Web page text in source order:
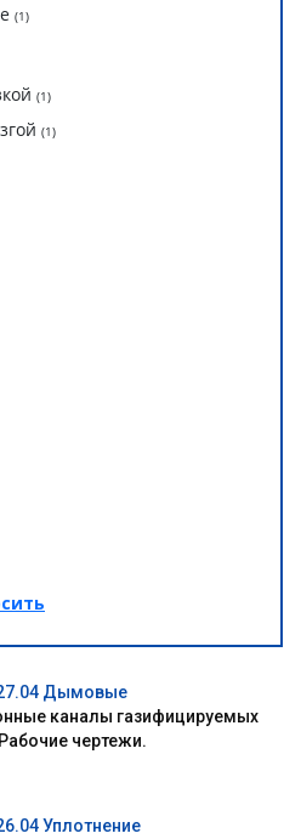
(1)
(1)
(1)
Дымовые
каналы газифицируемых
чертежи.
Уплотнение